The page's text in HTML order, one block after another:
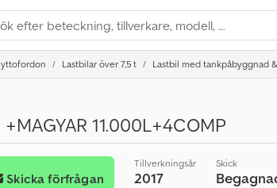
Lastbilar över 7,5 t Lastbil med tankpåbyggnad
11.000L+4COMP
Skicka förfrågan
Tillverkningsår
2017
Skick